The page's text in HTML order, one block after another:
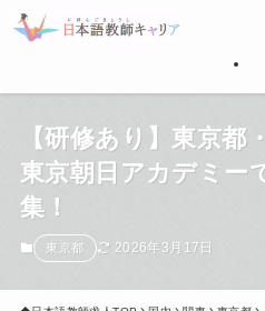
【研修あり】東京都
東京朝日アカデミー
集！
東京都 2026年3月17日